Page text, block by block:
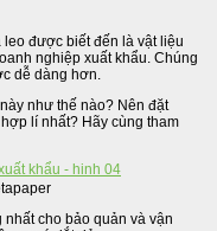
leo được biết đến là vật liệu
nghiệp xuất khẩu. Chúng
dễ dàng hơn.
như thế nào? Nên đặt
lí nhất? Hãy cùng tham
cho bảo quản và vận